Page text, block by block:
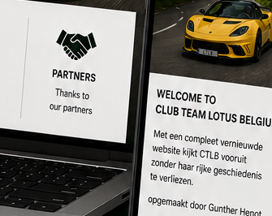
Bonjour, - Je
lotus Elise
ovale (Toyata ...
dany stuyvaert
beste,ben op
die op de
restauratie